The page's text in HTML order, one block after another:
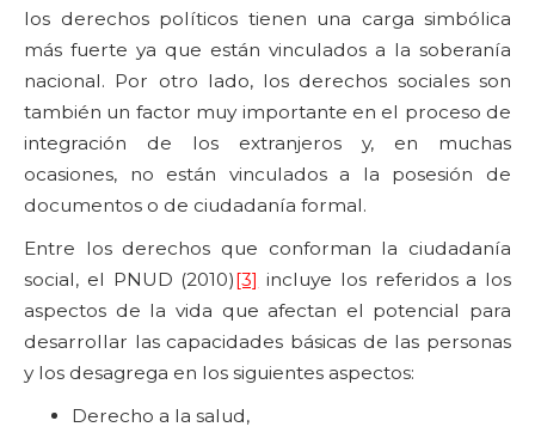
los derechos políticos tienen una carga simbólica
más fuerte ya que están vinculados a la soberanía
nacional. Por otro lado, los derechos sociales son
también un factor muy importante en el proceso de
integración de los extranjeros y, en muchas
ocasiones, no están vinculados a la posesión de
documentos o de ciudadanía formal.
Entre los derechos que conforman la ciudadanía
social, el PNUD (2010)[3] incluye los referidos a los
aspectos de la vida que afectan el potencial para
desarrollar las capacidades básicas de las personas
y los desagrega en los siguientes aspectos:
Derecho a la salud,